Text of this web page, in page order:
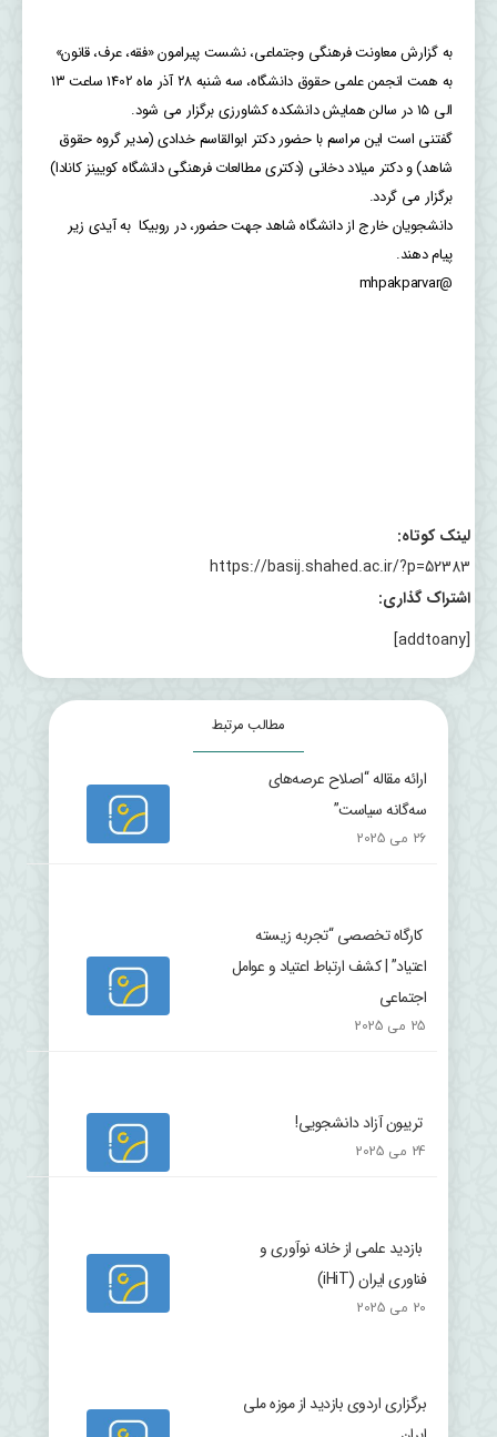
به گزارش معاونت فرهنگی وجتماعی، نشست پیرامون «فقه، عرف، قانون»
به همت انجمن علمی حقوق دانشگاه، سه شنبه ۲۸ آذر ماه 1402 ساعت ۱۳
الی ۱۵ در سالن همایش دانشکده کشاورزی برگزار می شود.
گفتنی است این مراسم با حضور دکتر ابوالقاسم خدادی (مدیر گروه حقوق
شاهد) و دکتر میلاد دخانی (دکتری مطالعات فرهنگی دانشگاه کویینز کانادا)
برگزار می گردد.
دانشجویان خارج از دانشگاه شاهد جهت حضور، در روبیکا به آیدی زیر
پیام دهند.
@mhpakparvar
لینک کوتاه:
https://basij.shahed.ac.ir/?p=52383
اشتراک گذاری:
[addtoany]
مطالب مرتبط
ارائه مقاله “اصلاح عرصه‌های
سه‌گانه سیاست”
26 می 2025
کارگاه تخصصی “تجربه زیسته
اعتیاد” | کشف ارتباط اعتیاد و عوامل
اجتماعی
25 می 2025
تریبون آزاد دانشجویی!
24 می 2025
بازدید علمی از خانه نوآوری و
فناوری ایران (iHiT)
20 می 2025
برگزاری اردوی بازدید از موزه ملی